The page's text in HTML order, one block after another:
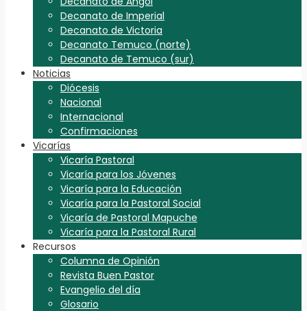
Decanato de Imperial
Decanato de Victoria
Decanato Temuco (norte)
Decanato de Temuco (sur)
Noticias
Diócesis
Nacional
Internacional
Confirmaciones
Vicarías
Vicaría Pastoral
Vicaría para los Jóvenes
Vicaría para la Educación
Vicaría para la Pastoral Social
Vicaría de Pastoral Mapuche
Vicaría para la Pastoral Rural
Recursos
Columna de Opinión
Revista Buen Pastor
Evangelio del día
Glosario